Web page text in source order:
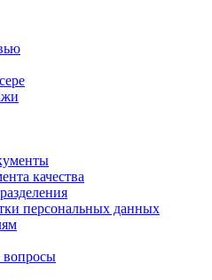
качества
персональных данных
вопросы